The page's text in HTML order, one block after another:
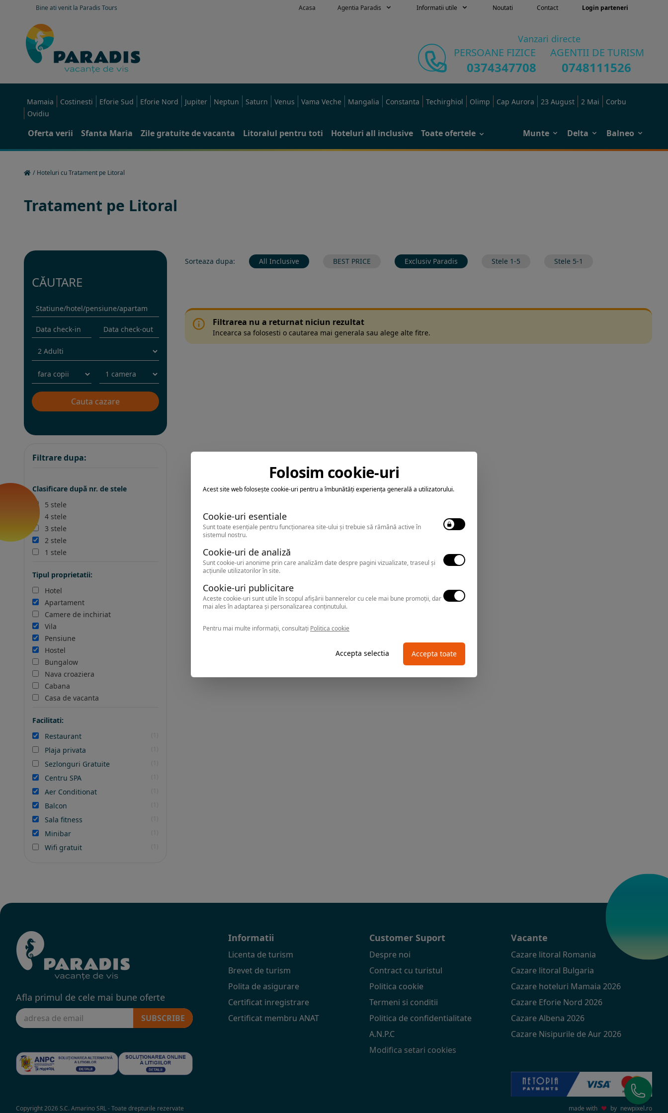
Bine ati venit la Paradis Tours Acasa Agentia Paradis Informatii utile Noutati Contact Login parteneri
Vanzari directe
PERSOANE FIZICE AGENTII DE TURISM
0374347708 0748111526
Mamaia Costinesti Eforie Sud Eforie Nord Jupiter Neptun Saturn Venus Vama Veche Mangalia Constanta Techirghiol Olimp Cap Aurora 23 August 2 Mai
Corbu
Ovidiu
Oferta verii Sfanta Maria Zile gratuite de vacanta Litoralul pentru toti Hoteluri all inclusive Toate ofertele Munte Delta Balneo
/ Hoteluri cu Tratament pe Litoral
Tratament pe Litoral
CĂUTARE
Filtrare dupa:
Clasificare după nr. de stele
5 stele
4 stele
3 stele
2 stele
1 stele
Tipul proprietatii:
Hotel
Apartament
Camere de inchiriat
Vila
Pensiune
Hostel
Bungalow
Nava croaziera
Cabana
Casa de vacanta
Facilitati:
Restaurant
Plaja privata
Sezlonguri Gratuite
Centru SPA
Aer Conditionat
Balcon
Sala fitness
Minibar
Wifi gratuit
Sorteaza dupa: All Inclusive BEST PRICE Exclusiv Paradis Stele 1-5 Stele 5-1
Filtrarea nu a returnat niciun rezultat
Incearca sa folosesti o cautarea mai generala sau alege alte fitre.
Afla primul de cele mai bune oferte
SUBSCRIBE
Informatii
Licenta de turism
Brevet de turism
Polita de asigurare
Certificat inregistrare
Certificat membru ANAT
Customer Suport
Despre noi
Contract cu turistul
Politica cookie
Termeni si conditii
Politica de confidentialitate
A.N.P.C
Modifica setari cookies
Vacante
Cazare litoral Romania
Cazare litoral Bulgaria
Cazare hoteluri Mamaia 2026
Cazare Eforie Nord 2026
Cazare Albena 2026
Cazare Nisipurile de Aur 2026
Copyright 2026 S.C. Amarino SRL - Toate drepturile rezervate
made with ♥ by newpixel.ro
Folosim cookie-uri
Acest site web folosește cookie-uri pentru a îmbunătăți experiența generală a utilizatorului.
Cookie-uri esentiale
Sunt toate esențiale pentru funcționarea site-ului și trebuie să rămână active în
sistemul nostru.
Cookie-uri de analiză
Sunt cookie-uri anonime prin care analizăm date despre pagini vizualizate, traseul și
acțiunile utilizatorilor în site.
Cookie-uri publicitare
Aceste cookie-uri sunt utile în scopul afișării bannerelor cu cele mai bune promoții, dar
mai ales în adaptarea și personalizarea conținutului.
Pentru mai multe informații, consultați Politica cookie
Accepta selectia Accepta toate